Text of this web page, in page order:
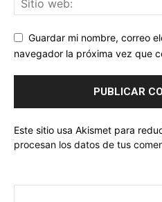
Guardar mi nombre, correo
navegador la próxima vez que
Este sitio usa Akismet para
procesan los datos de tus